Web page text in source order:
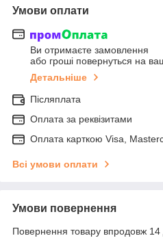
Умови оплати
Ви отримаєте замовлення
або гроші повернуться на
Детальніше
Післяплата
Оплата за реквізитами
Оплата карткою Visa,
Всі умови оплати
Умови повернення
Повернення товару впродовж 14